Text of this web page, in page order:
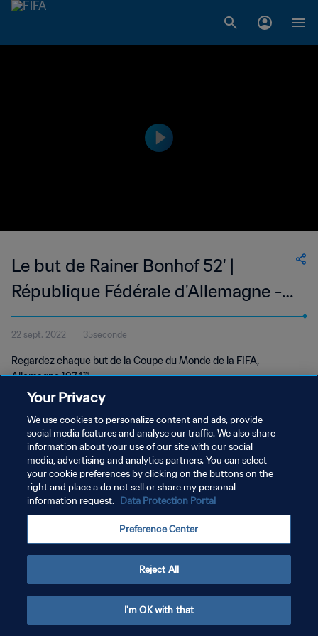
Le but de Rainer Bonhof 52' |
République Fédérale d'Allemagne -
Suède | Coupe du Monde de la FIFA,
Allemagne 1974™
22 sept. 2022 35seconde
Regardez chaque but de la Coupe du Monde de la FIFA,
Allemagne 1974™.
POLITIQUE DE CONFIDENTIALITÉ
CONDITIONS D'UTILISATION
GÉRER VOS PRÉFÉRENCES SUR LES COOKIES
Your Privacy
We use cookies to personalize content and ads, provide
social media features and analyse our traffic. We also share
information about your use of our site with our social
media, advertising and analytics partners. You can select
your cookie preferences by clicking on the buttons on the
right and place a do not sell or share my personal
information request. Data Protection Portal
Preference Center
Reject All
I'm OK with that